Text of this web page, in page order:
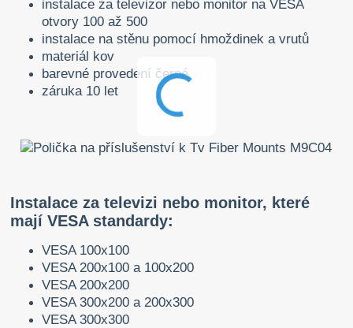
instalace za televizor nebo monitor na VESA
otvory 100 až 500
instalace na stěnu pomocí hmoždinek a vrutů
materiál kov
barevné provedení černé
záruka 10 let
Instalace za televizi nebo monitor, které
mají VESA standardy:
VESA 100x100
VESA 200x100 a 100x200
VESA 200x200
VESA 300x200 a 200x300
VESA 300x300